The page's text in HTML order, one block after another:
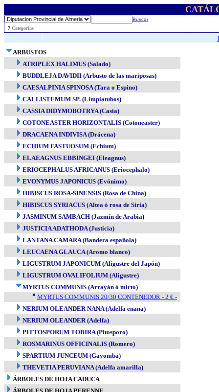
Buscar
7 Categorias
ARBUSTOS
ATRIPLEX HALIMUS (Salado)
BUDDLEJA DAVIDII (Arbusto de las mariposas)
CAESALPINIA SPINOSA (Tara o Espino)
CALLISTEMUM SP. (Limpiatubos)
CASSIA DIDYMOBOTRYA (Casia)
COTONEASTER HORIZONTALIS (Cotoneaster)
DRACAENA INDIVISA (Drácena)
ECHIUM FASTUOSUM (Echium)
ELAEAGNUS EBBINGEI (Eleagnus)
ERIOCEPHALUS AFRICANUS (Eriocephalo)
EVONYMUS JAPONICUS (Evónimo)
HIBISCUS ROSA-SINENSIS (Rosa de China)
HIBISCUS SYRIACUS (Altea ó rosa de Siria)
JASMINUM SAMBACH (Jazmín de Arabia)
JUSTICIA ADATHODA (Justicia)
LANTANA CAMARA (Bandera española)
LEUCAENA GLAUCA (Aromo blanco)
LIGUSTRUM JAPONICUM (Aligustre del Japón)
LIGUSTRUM OVALIFOLIUM (Aligustre)
MYRTUS COMMUNIS (Arrayán ó mirto)
MYRTUS COMMUNIS 20/30 CONTENEDOR - 2 € -
NERIUM OLEANDER NANA (Adelfa enana)
NERIUM OLEANDER (Adelfa)
PITTOSPORUM TOBIRA (Pitosporo)
ROSMARINUS OFFICINALIS (Romero)
SPARTIUM JUNCEUM (Gayomba)
THEVETIA PERUVIANA (Adelfa amarilla)
ÁRBOLES DE HOJA CADUCA